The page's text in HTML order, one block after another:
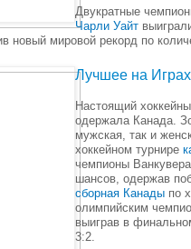
Двукратные
Чарли Уайт
новый мировой рекорд по
Лучшее на Играх
Настоящий
одержала Канада.
мужская, так и
хоккейном турнире
чемпионы
шансов, одержав
сборная Канады по
олимпийским
выиграв в
3:2.